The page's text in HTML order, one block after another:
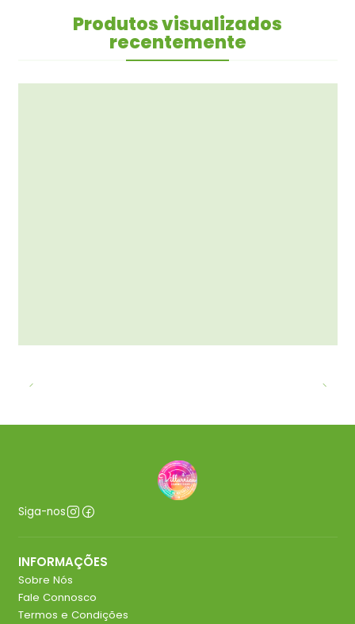
Produtos visualizados
recentemente
Siga-nos
INFORMAÇÕES
Sobre Nós
Fale Connosco
Termos e Condições